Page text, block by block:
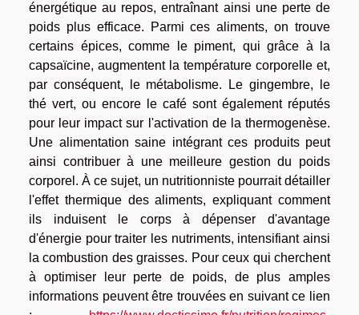
énergétique au repos, entraînant ainsi une perte de
poids plus efficace. Parmi ces aliments, on trouve
certains épices, comme le piment, qui grâce à la
capsaïcine, augmentent la température corporelle et,
par conséquent, le métabolisme. Le gingembre, le
thé vert, ou encore le café sont également réputés
pour leur impact sur l'activation de la thermogenèse.
Une alimentation saine intégrant ces produits peut
ainsi contribuer à une meilleure gestion du poids
corporel. À ce sujet, un nutritionniste pourrait détailler
l'effet thermique des aliments, expliquant comment
ils induisent le corps à dépenser d'avantage
d'énergie pour traiter les nutriments, intensifiant ainsi
la combustion des graisses. Pour ceux qui cherchent
à optimiser leur perte de poids, de plus amples
informations peuvent être trouvées en suivant ce lien